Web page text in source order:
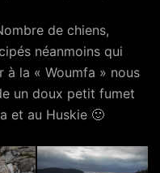
de chiens,
néanmoins qui
à la « Woumfa » nous
un doux petit fumet
et au Huskie 🙂